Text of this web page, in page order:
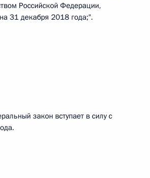
Российской Федерации,
31 декабря 2018 года;".
закон вступает в силу с